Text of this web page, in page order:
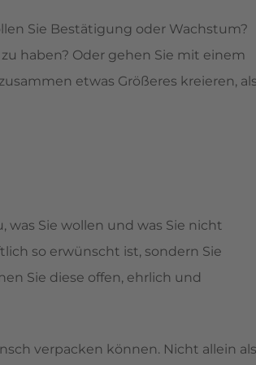
Sie Bestätigung oder Wachstum?
haben? Oder gehen Sie mit einem
etwas Größeres kreieren,
was Sie wollen und was Sie nicht
so erwünscht ist, sondern Sie
Sie diese offen, ehrlich und
verpacken können. Nicht allein als